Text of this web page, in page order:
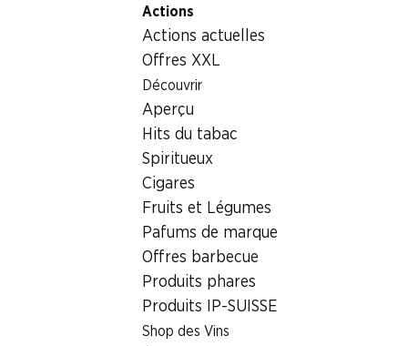
Actions
Actions actuelles
Offres XXL
Découvrir
Aperçu
Hits du tabac
Spiritueux
Cigares
Fruits et Légumes
Pafums de marque
Offres barbecue
Produits phares
Produits IP-SUISSE
Shop des Vins
Vins/champagnes
Badoux Murailles Blanc AOC